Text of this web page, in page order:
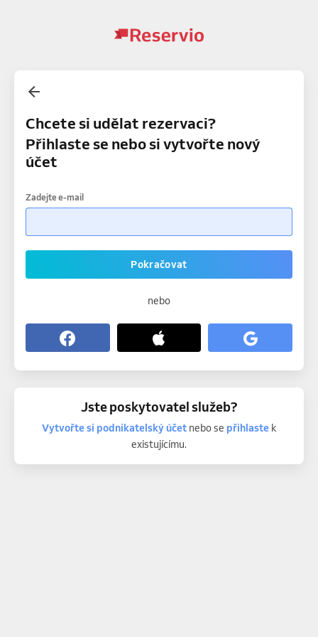
Chcete si udělat rezervaci?
Přihlaste se nebo si vytvořte nový
účet
Zadejte e-mail
Pokračovat
nebo
Jste poskytovatel služeb?
Vytvořte si podnikatelský účetnebo se přihlastek
existujícímu.